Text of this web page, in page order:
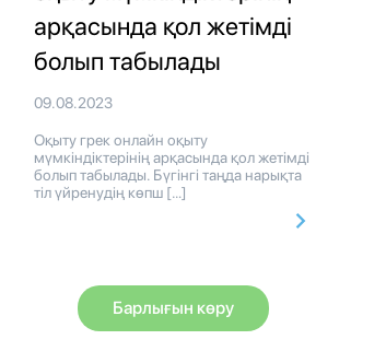
арқасында қол жетімді
болып табылады
09.08.2023
Оқыту грек онлайн оқыту
мүмкіндіктерінің арқасында қол жетімді
болып табылады. Бүгінгі таңда нарықта
тіл үйренудің көпш […]
Барлығын көру